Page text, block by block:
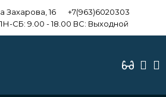
Захарова, 16
+7(963)6020303
СБ: 9.00 - 18.00 ВС: Выходной